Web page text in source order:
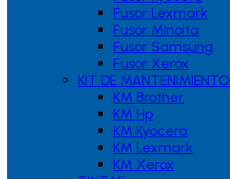
Fusor Lexmark
Fusor Minolta
Fusor Samsung
Fusor Xerox
KIT DE MANTENIMIENTO
KM Brother
KM Hp
KM Kyocera
KM Lexmark
KM Xerox